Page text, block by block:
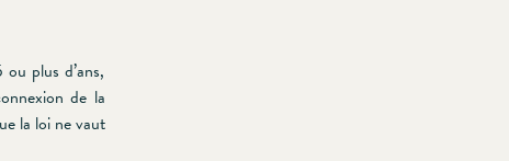
plus d’ans,
de la
la loi ne vaut